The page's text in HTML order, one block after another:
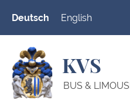
Deutsch English
KVS
BUS &